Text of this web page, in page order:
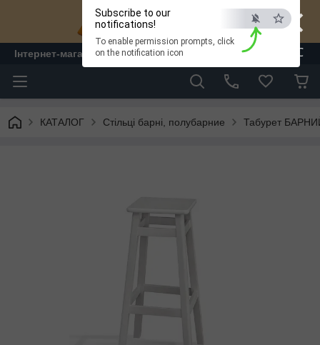
×
ESC
Subscribe to our
notifications!
To enable permission prompts, click
on the notification icon
Інтернет-магазин "ЛАМ" - меблі
КАТАЛОГ Стільці барні, полубарние Табурет